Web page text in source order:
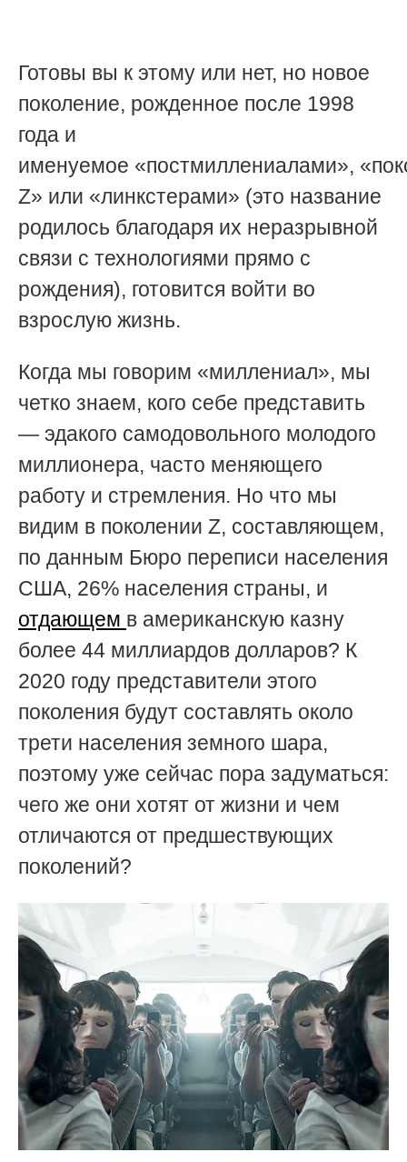
Готовы вы к этому или нет, но новое
поколение, рожденное после 1998
года и
именуемое «постмиллениалами»,
Z» или «линкстерами» (это название
родилось благодаря их неразрывной
связи с технологиями прямо с
рождения), готовится войти во
взрослую жизнь.
Когда мы говорим «миллениал», мы
четко знаем, кого себе представить
— эдакого самодовольного молодого
миллионера, часто меняющего
работу и стремления. Но что мы
видим в поколении Z, составляющем,
по данным Бюро переписи населения
США, 26% населения страны, и
отдающем в американскую казну
более 44 миллиардов долларов? К
2020 году представители этого
поколения будут составлять около
трети населения земного шара,
поэтому уже сейчас пора задуматься:
чего же они хотят от жизни и чем
отличаются от предшествующих
поколений?